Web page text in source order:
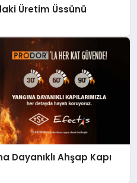
Üretim Üssünü
Dayanıklı Ahşap Kapı